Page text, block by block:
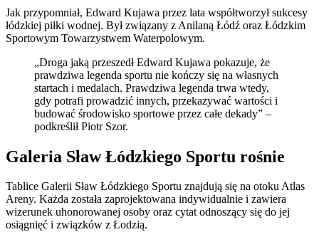
Jak przypomniał, Edward Kujawa przez lata współtworzył sukcesy
łódzkiej piłki wodnej. Był związany z Anilaną Łódź oraz Łódzkim
Sportowym Towarzystwem Waterpolowym.
„Droga jaką przeszedł Edward Kujawa pokazuje, że
prawdziwa legenda sportu nie kończy się na własnych
startach i medalach. Prawdziwa legenda trwa wtedy,
gdy potrafi prowadzić innych, przekazywać wartości i
budować środowisko sportowe przez całe dekady” –
podkreślił Piotr Szor.
Galeria Sław Łódzkiego Sportu rośnie
Tablice Galerii Sław Łódzkiego Sportu znajdują się na otoku Atlas
Areny. Każda została zaprojektowana indywidualnie i zawiera
wizerunek uhonorowanej osoby oraz cytat odnoszący się do jej
osiągnięć i związków z Łodzią.